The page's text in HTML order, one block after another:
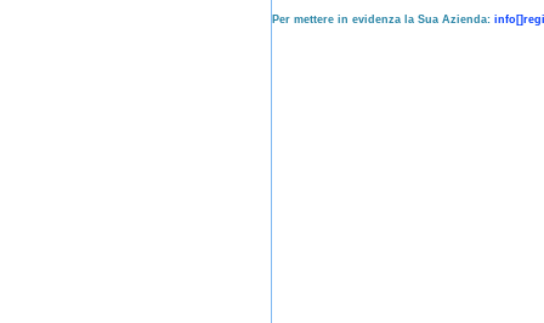
Per mettere in evidenza la Sua Azienda: